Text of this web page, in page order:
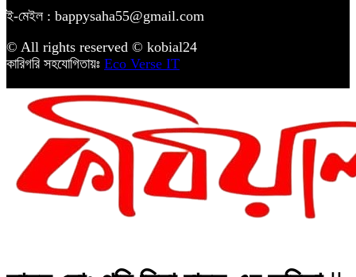
ই-মেইল : bappysaha55@gmail.com
© All rights reserved © kobial24
কারিগরি সহযোগিতায়ঃ Eco Verse IT